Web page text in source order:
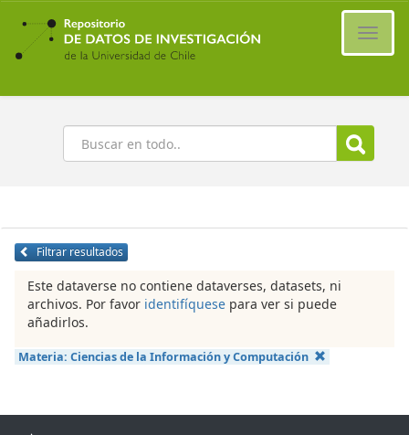
Ir
contenido
principal
Buscar
Filtrar resultados
Este dataverse no contiene dataverses, datasets, ni
archivos. Por favor identifíquese para ver si puede
añadirlos.
Materia: Ciencias de la Información y Computación